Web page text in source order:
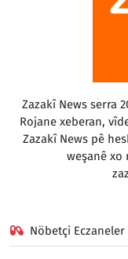
Zazakî News serra
Rojane xeberan,
Zazakî News pê
weşanê xo
Nöbetçi Eczaneler